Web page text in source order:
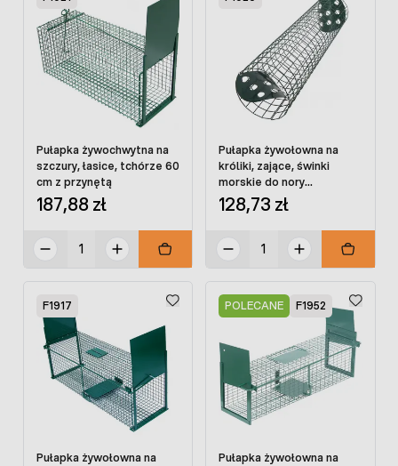
Pułapka żywochwytna na
szczury, łasice, tchórze 60
cm z przynętą
187,88 zł
Pułapka żywołowna na
króliki, zające, świnki
morskie do nory
dwuwejściowa 60 cm
128,73 zł
F1917
Pułapka żywołowna na
POLECANE F1952
Pułapka żywołowna na